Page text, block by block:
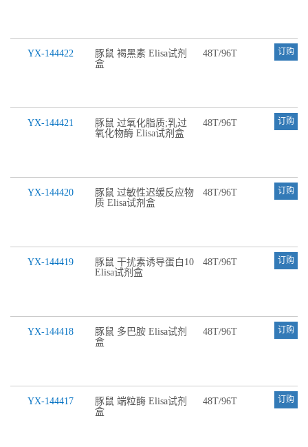
YX-144422
豚鼠 褐黑素 Elisa试剂
盒
48T/96T 订购
YX-144421
豚鼠 过氧化脂质;乳过
氧化物酶 Elisa试剂盒
48T/96T 订购
YX-144420
豚鼠 过敏性迟缓反应物
质 Elisa试剂盒
48T/96T 订购
YX-144419
豚鼠 干扰素诱导蛋白10
Elisa试剂盒
48T/96T 订购
YX-144418
豚鼠 多巴胺 Elisa试剂
盒
48T/96T 订购
YX-144417
豚鼠 端粒酶 Elisa试剂
盒
48T/96T 订购